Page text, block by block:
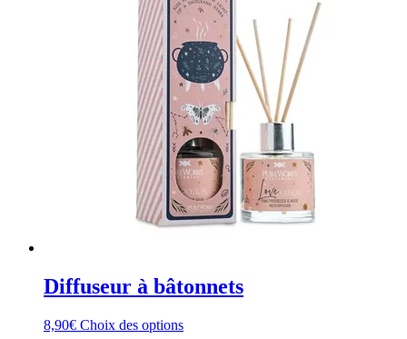
Diffuseur à bâtonnets
8,90€ Choix des optionsCe